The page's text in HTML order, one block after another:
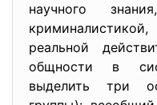
научного
реальной
общности в
выделить три